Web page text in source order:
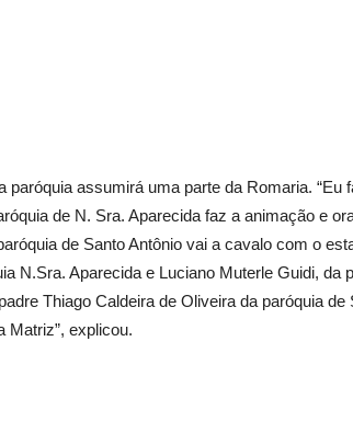
paróquia assumirá uma parte da Romaria. “Eu
de N. Sra. Aparecida faz a animação e
de Santo Antônio vai a cavalo com o
N.Sra. Aparecida e Luciano Muterle Guidi, da
Thiago Caldeira de Oliveira da paróquia de
Matriz”, explicou.